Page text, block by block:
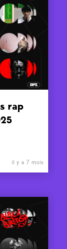
rap
il y a 7 mois